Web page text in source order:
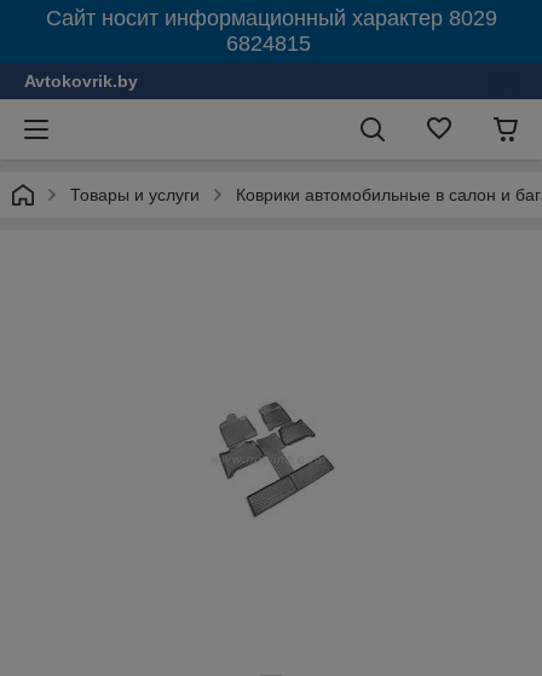
Сайт носит информационный характер 8029
6824815
Avtokovrik.by
Товары и услуги Коврики автомобильные в салон и